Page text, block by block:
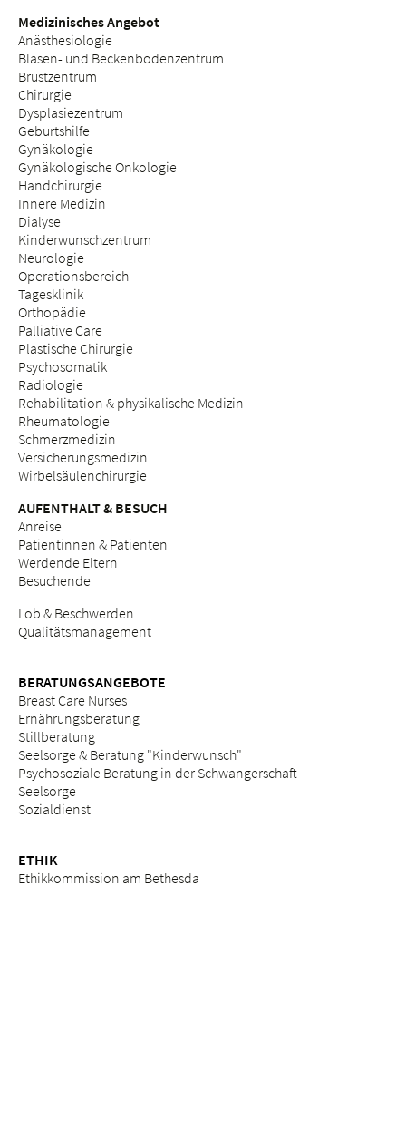
Medizinisches Angebot
Anästhesiologie
Blasen- und Beckenbodenzentrum
Brustzentrum
Chirurgie
Dysplasiezentrum
Geburtshilfe
Gynäkologie
Gynäkologische Onkologie
Handchirurgie
Innere Medizin
Dialyse
Kinderwunschzentrum
Neurologie
Operationsbereich
Tagesklinik
Orthopädie
Palliative Care
Plastische Chirurgie
Psychosomatik
Radiologie
Rehabilitation & physikalische Medizin
Rheumatologie
Schmerzmedizin
Versicherungsmedizin
Wirbelsäulenchirurgie
AUFENTHALT & BESUCH
Anreise
Patientinnen & Patienten
Werdende Eltern
Besuchende
Lob & Beschwerden
Qualitätsmanagement
BERATUNGSANGEBOTE
Breast Care Nurses
Ernährungsberatung
Stillberatung
Seelsorge & Beratung "Kinderwunsch"
Psychosoziale Beratung in der Schwangerschaft
Seelsorge
Sozialdienst
ETHIK
Ethikkommission am Bethesda